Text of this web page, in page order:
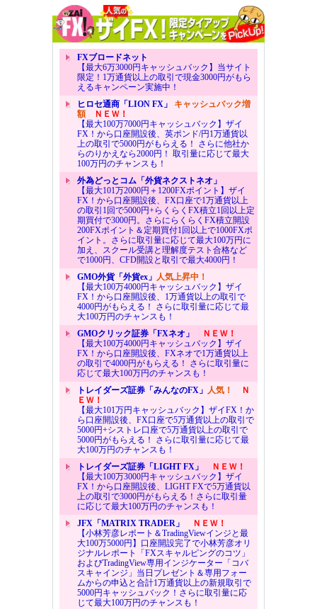
FXブロードネット
【最大6万3000円キャッシュバック】当サイト
限定！1万通貨以上の取引で現金3000円がもら
えるキャンペーン実施中！
ヒロセ通商「LION FX」 キャッシュバック増
額ＮＥＷ！
【最大100万7000円キャッシュバック】ザイ
FX！から口座開設後、英ポンド/円1万通貨以
上の取引で5000円がもらえる！ さらに他社か
らのりかえなら2000円！ 取引量に応じて最大
100万円のチャンスも！
外為どっとコム「外貨ネクストネオ」
【最大101万2000円＋1200FXポイント】ザイ
FX！から口座開設後、FX口座で1万通貨以上
の取引1回で5000円+らくらくFX積立1回以上定
期買付で3000円。さらにらくらくFX積立開設
200FXポイント＆定期買付1回以上で1000FXポ
イント。さらに取引量に応じて最大100万円に
加え、スクール受講と理解度テスト合格など
で1000円、CFD開設と取引で最大4000円！
GMO外貨「外貨ex」 人気上昇中！
【最大100万4000円キャッシュバック】ザイ
FX！から口座開設後、1万通貨以上の取引で
4000円がもらえる！ さらに取引量に応じて最
大100万円のチャンスも！
GMOクリック証券「FXネオ」
ＮＥＷ！
【最大100万4000円キャッシュバック】ザイ
FX！から口座開設後、FXネオで1万通貨以上
の取引で4000円がもらえる！ さらに取引量に
応じて最大100万円のチャンスも！
トレイダーズ証券「みんなのFX」 人気！
Ｎ
ＥＷ！
【最大101万円キャッシュバック】ザイFX！か
ら口座開設後、FX口座で5万通貨以上の取引で
5000円+シストレ口座で5万通貨以上の取引で
5000円がもらえる！ さらに取引量に応じて最
大100万円のチャンスも！
トレイダーズ証券「LIGHT FX」
ＮＥＷ！
【最大100万3000円キャッシュバック】ザイ
FX！から口座開設後、LIGHT FXで5万通貨以
上の取引で3000円がもらえる！さらに取引量
に応じて最大100万円のチャンスも！
JFX「MATRIX TRADER」
ＮＥＷ！
【小林芳彦レポート＆TradingViewインジと最
大100万5000円】口座開設完了で小林芳彦オリ
ジナルレポート「FXスキャルピングのコツ」
およびTradingView専用インジケーター「コバ
スキャインジ」当日プレゼント＆専用フォー
ムからの申込と合計1万通貨以上の新規取引で
5000円キャッシュバック！さらに取引量に応
じて最大100万円のチャンスも！